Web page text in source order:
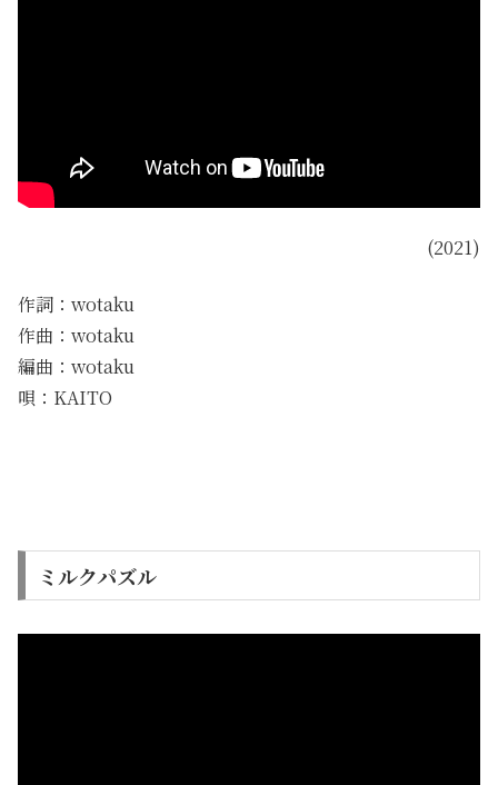
(2021)
作詞：wotaku
作曲：wotaku
編曲：wotaku
唄：KAITO
ミルクパズル